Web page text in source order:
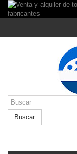
Buscar